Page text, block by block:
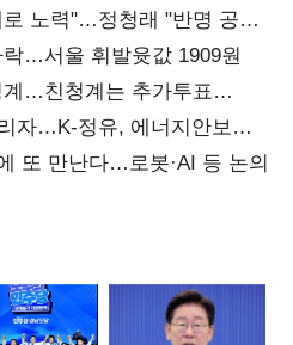
노력"…정청래 "반명 공세
…서울 휘발윳값 1909원
…친청계는 추가투표
자…K-정유, 에너지안보
또 만난다…로봇·AI 등 논의